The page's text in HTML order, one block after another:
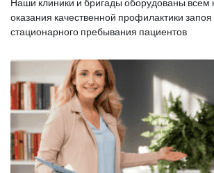
Наши клиники и бригады оборудованы
оказания качественной профилактики
стационарного пребывания пациентов